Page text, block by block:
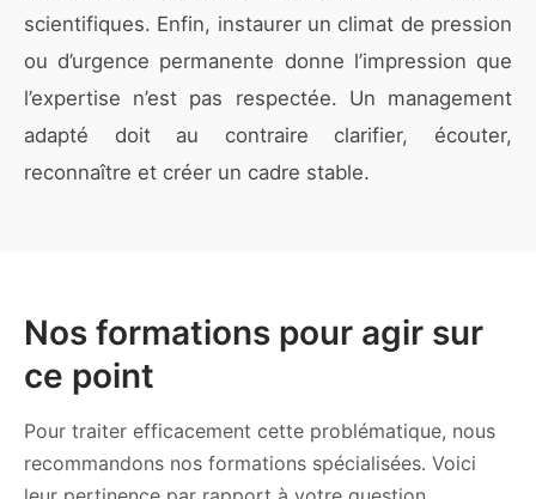
scientifiques. Enfin, instaurer un climat de pression
ou d’urgence permanente donne l’impression que
l’expertise n’est pas respectée. Un management
adapté doit au contraire clarifier, écouter,
reconnaître et créer un cadre stable.
Nos formations pour agir sur
ce point
Pour traiter efficacement cette problématique, nous
recommandons nos formations spécialisées. Voici